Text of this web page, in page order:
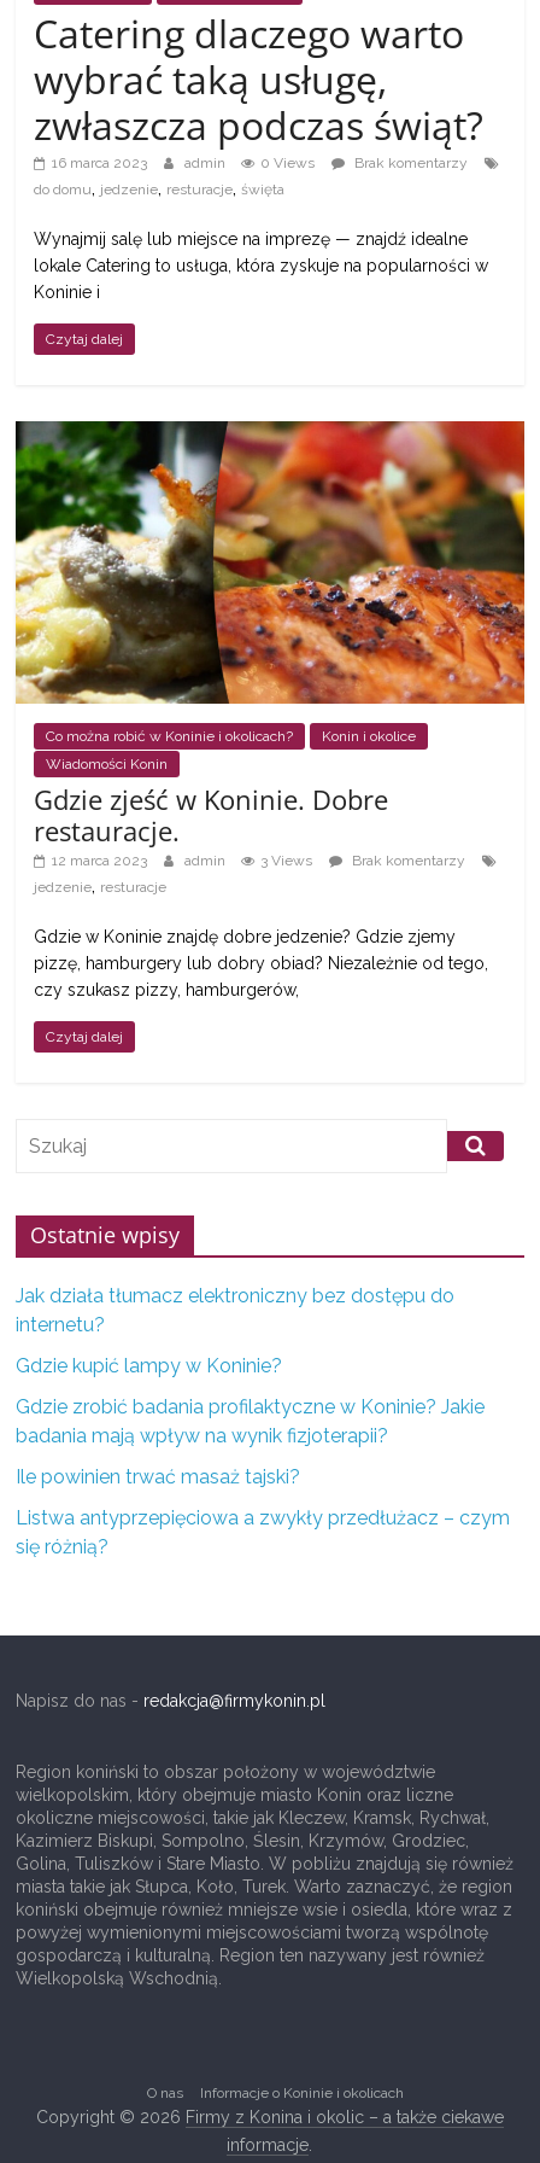
a
także
ciekawe
informacje
m
i
e
j
s
c
u
b
ę
d
i
k
t
a
o
i
n
a
i
o
–
r
a
z
i
n
f
a
t
o
Catering dlaczego warto
wybrać taką usługę,
zwłaszcza podczas świąt?
16 marca 2023 admin 0 Views
Brak komentarzy
do domu, jedzenie, resturacje, święta
Wynajmij salę lub miejsce na imprezę — znajdź idealne
lokale Catering to usługa, która zyskuje na popularności w
Koninie i
Czytaj dalej
Co można robić w Koninie i okolicach?
Konin i okolice
Wiadomości Konin
Gdzie zjeść w Koninie. Dobre
restauracje.
12 marca 2023 admin 3 Views
Brak komentarzy
jedzenie, resturacje
Gdzie w Koninie znajdę dobre jedzenie? Gdzie zjemy
pizzę, hamburgery lub dobry obiad? Niezależnie od tego,
czy szukasz pizzy, hamburgerów,
Czytaj dalej
Ostatnie wpisy
Jak działa tłumacz elektroniczny bez dostępu do
internetu?
Gdzie kupić lampy w Koninie?
Gdzie zrobić badania profilaktyczne w Koninie? Jakie
badania mają wpływ na wynik fizjoterapii?
Ile powinien trwać masaż tajski?
Listwa antyprzepięciowa a zwykły przedłużacz – czym
się różnią?
Napisz do nas - redakcja@firmykonin.pl
Region koniński to obszar położony w województwie
wielkopolskim, który obejmuje miasto Konin oraz liczne
okoliczne miejscowości, takie jak Kleczew, Kramsk, Rychwał,
Kazimierz Biskupi, Sompolno, Ślesin, Krzymów, Grodziec,
Golina, Tuliszków i Stare Miasto. W pobliżu znajdują się również
miasta takie jak Słupca, Koło, Turek. Warto zaznaczyć, że region
koniński obejmuje również mniejsze wsie i osiedla, które wraz z
powyżej wymienionymi miejscowościami tworzą wspólnotę
gospodarczą i kulturalną. Region ten nazywany jest również
Wielkopolską Wschodnią.
O nas Informacje o Koninie i okolicach
Copyright © 2026 Firmy z Konina i okolic – a także ciekawe
informacje.